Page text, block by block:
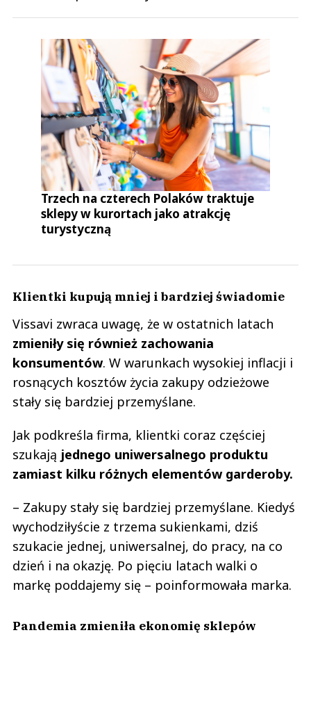
Trzech na czterech Polaków traktuje
sklepy w kurortach jako atrakcję
turystyczną
Klientki kupują mniej i bardziej świadomie
Vissavi zwraca uwagę, że w ostatnich latach
zmieniły się również zachowania
konsumentów. W warunkach wysokiej inflacji i
rosnących kosztów życia zakupy odzieżowe
stały się bardziej przemyślane.
Jak podkreśla firma, klientki coraz częściej
szukają jednego uniwersalnego produktu
zamiast kilku różnych elementów garderoby.
– Zakupy stały się bardziej przemyślane. Kiedyś
wychodziłyście z trzema sukienkami, dziś
szukacie jednej, uniwersalnej, do pracy, na co
dzień i na okazję. Po pięciu latach walki o
markę poddajemy się – poinformowała marka.
Pandemia zmieniła ekonomię sklepów